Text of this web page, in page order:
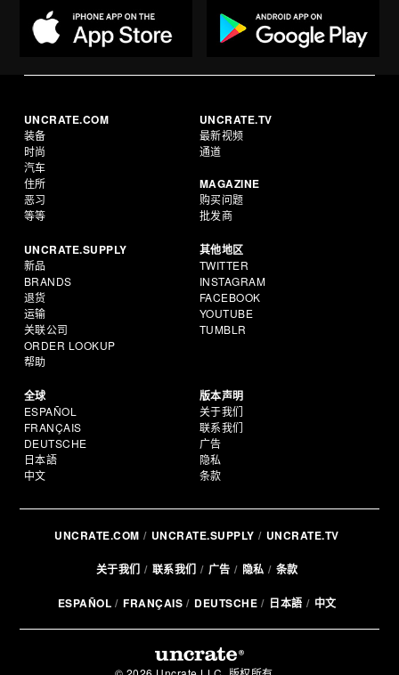
UNCRATE.COM
装备
时尚
汽车
住所
恶习
等等
UNCRATE.TV
最新视频
通道
MAGAZINE
购买问题
批发商
UNCRATE.SUPPLY
新品
BRANDS
退货
运输
关联公司
ORDER LOOKUP
帮助
其他地区
TWITTER
INSTAGRAM
FACEBOOK
YOUTUBE
TUMBLR
全球
ESPAÑOL
FRANÇAIS
DEUTSCHE
日本語
中文
版本声明
关于我们
联系我们
广告
隐私
条款
UNCRATE.COM UNCRATE.SUPPLY UNCRATE.TV
关于我们 联系我们 广告 隐私 条款
ESPAÑOL FRANÇAIS DEUTSCHE 日本語 中文